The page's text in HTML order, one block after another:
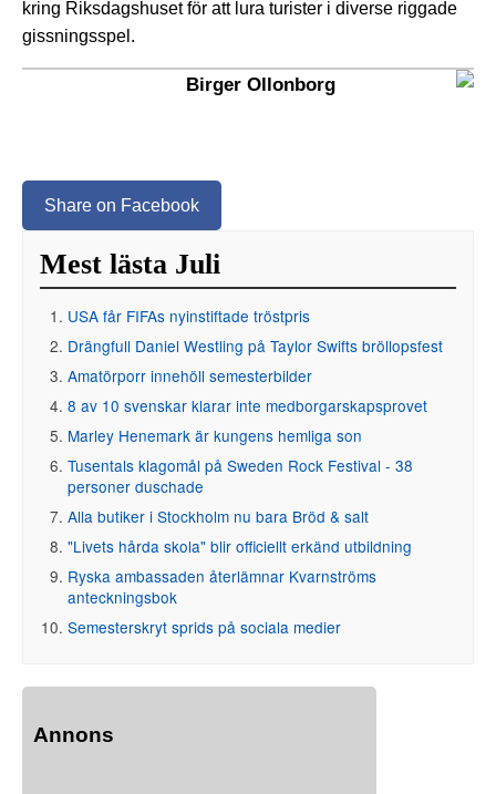
kring Riksdagshuset för att lura turister i diverse riggade
gissningsspel.
Birger Ollonborg
Share on Facebook
Mest lästa Juli
USA får FIFAs nyinstiftade tröstpris
Drängfull Daniel Westling på Taylor Swifts bröllopsfest
Amatörporr innehöll semesterbilder
8 av 10 svenskar klarar inte medborgarskapsprovet
Marley Henemark är kungens hemliga son
Tusentals klagomål på Sweden Rock Festival - 38
personer duschade
Alla butiker i Stockholm nu bara Bröd & salt
"Livets hårda skola" blir officiellt erkänd utbildning
Ryska ambassaden återlämnar Kvarnströms
anteckningsbok
Semesterskryt sprids på sociala medier
Annons